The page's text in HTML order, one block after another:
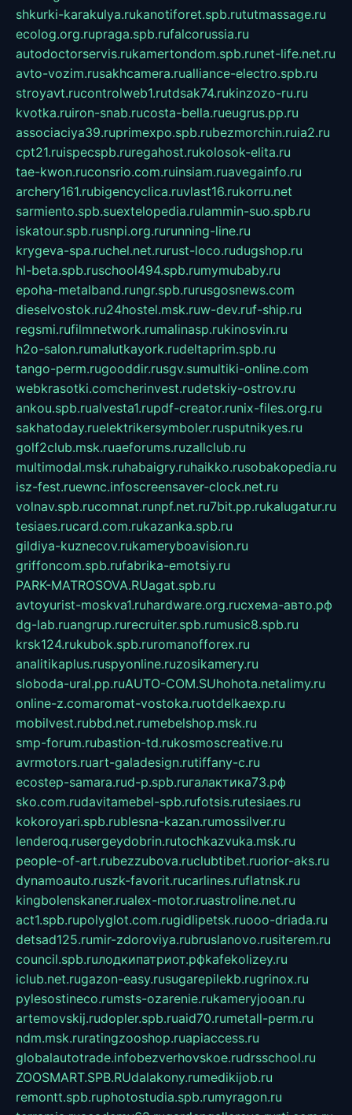
shkurki-karakulya.rukanotiforet.spb.rututmassage.ru
ecolog.org.rupraga.spb.rufalcorussia.ru
autodoctorservis.rukamertondom.spb.runet-life.net.ru
avto-vozim.rusakhcamera.rualliance-electro.spb.ru
stroyavt.rucontrolweb1.rutdsak74.rukinzozo-ru.ru
kvotka.ruiron-snab.rucosta-bella.rueugrus.pp.ru
associaciya39.ruprimexpo.spb.rubezmorchin.ruia2.ru
cpt21.ruispecspb.ruregahost.rukolosok-elita.ru
tae-kwon.ruconsrio.com.ruinsiam.ruavegainfo.ru
archery161.rubigencyclica.ruvlast16.rukorru.net
sarmiento.spb.suextelopedia.rulammin-suo.spb.ru
iskatour.spb.rusnpi.org.rurunning-line.ru
krygeva-spa.ruchel.net.rurust-loco.rudugshop.ru
hl-beta.spb.ruschool494.spb.rumymubaby.ru
epoha-metalband.rungr.spb.rurusgosnews.com
dieselvostok.ru24hostel.msk.ruw-dev.ruf-ship.ru
regsmi.rufilmnetwork.rumalinasp.rukinosvin.ru
h2o-salon.rumalutkayork.rudeltaprim.spb.ru
tango-perm.rugooddir.rusgv.sumultiki-online.com
webkrasotki.comcherinvest.rudetskiy-ostrov.ru
ankou.spb.rualvesta1.rupdf-creator.runix-files.org.ru
sakhatoday.ruelektrikersymboler.rusputnikyes.ru
golf2club.msk.ruaeforums.ruzallclub.ru
multimodal.msk.ruhabaigry.ruhaikko.rusobakopedia.ru
isz-fest.ruewnc.infoscreensaver-clock.net.ru
volnav.spb.rucomnat.runpf.net.ru7bit.pp.rukalugatur.ru
tesiaes.rucard.com.rukazanka.spb.ru
gildiya-kuznecov.rukameryboavision.ru
griffoncom.spb.rufabrika-emotsiy.ru
PARK-MATROSOVA.RUagat.spb.ru
avtoyurist-moskva1.ruhardware.org.ruсхема-авто.рф
dg-lab.ruangrup.rurecruiter.spb.rumusic8.spb.ru
krsk124.rukubok.spb.ruromanofforex.ru
analitikaplus.ruspyonline.ruzosikamery.ru
sloboda-ural.pp.ruAUTO-COM.SUhohota.netalimy.ru
online-z.comaromat-vostoka.ruotdelkaexp.ru
mobilvest.rubbd.net.rumebelshop.msk.ru
smp-forum.rubastion-td.rukosmoscreative.ru
avrmotors.ruart-galadesign.rutiffany-c.ru
ecostep-samara.rud-p.spb.ruгалактика73.рф
sko.com.rudavitamebel-spb.rufotsis.rutesiaes.ru
kokoroyari.spb.rublesna-kazan.rumossilver.ru
lenderoq.rusergeydobrin.rutochkazvuka.msk.ru
people-of-art.rubezzubova.ruclubtibet.ruorior-aks.ru
dynamoauto.ruszk-favorit.rucarlines.ruflatnsk.ru
kingbolenskaner.rualex-motor.ruastroline.net.ru
act1.spb.rupolyglot.com.rugidlipetsk.ruooo-driada.ru
detsad125.rumir-zdoroviya.rubruslanovo.rusiterem.ru
council.spb.ruлодкипатриот.рфkafekolizey.ru
iclub.net.rugazon-easy.rusugarepilekb.rugrinox.ru
pylesostineco.rumsts-ozarenie.rukameryjooan.ru
artemovskij.rudopler.spb.ruaid70.rumetall-perm.ru
ndm.msk.ruratingzooshop.ruapiaccess.ru
globalautotrade.infobezverhovskoe.rudrsschool.ru
ZOOSMART.SPB.RUdalakony.rumedikijob.ru
remontt.spb.ruphotostudia.spb.rumyragon.ru